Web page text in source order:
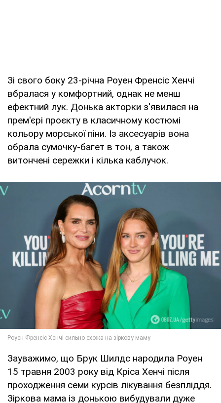
Зі свого боку 23-річна Роуен Френсіс Хенчі
вбралася у комфортний, однак не менш
ефектний лук. Донька акторки з'явилася на
прем'єрі проєкту в класичному костюмі
кольору морської піни. Із аксесуарів вона
обрала сумочку-багет в тон, а також
витончені сережки і кілька каблучок.
Зауважимо, що Брук Шилдс народила Роуен
15 травня 2003 року від Кріса Хенчі після
проходження семи курсів лікування безпліддя.
Зіркова мама із донькою вибудували дуже